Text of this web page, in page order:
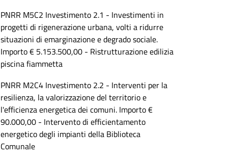
PNRR M5C2 Investimento 2.1 - Investimenti in
progetti di rigenerazione urbana, volti a ridurre
situazioni di emarginazione e degrado sociale.
Importo € 5.153.500,00 - Ristrutturazione edilizia
piscina fiammetta
PNRR M2C4 Investimento 2.2 - Interventi per la
resilienza, la valorizzazione del territorio e
l'efficienza energetica dei comuni. Importo €
90.000,00 - Intervento di efficientamento
energetico degli impianti della Biblioteca
Comunale